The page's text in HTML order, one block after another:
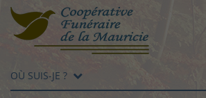
OÙ SUIS-JE ?